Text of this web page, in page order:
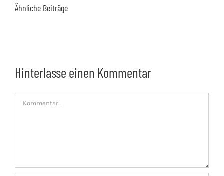
Ähnliche Beiträge
Hinterlasse einen Kommentar